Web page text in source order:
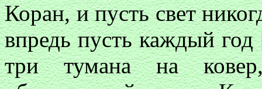
Коран, и пусть свет
впредь пусть каждый
три тумана на